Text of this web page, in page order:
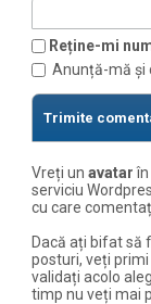
Reține-mi
Anunță-mă și
Vreți unavatarîn
serviciu
cu care
Dacă ați bifat să
posturi, veți
validați acolo
timp nu veți mai